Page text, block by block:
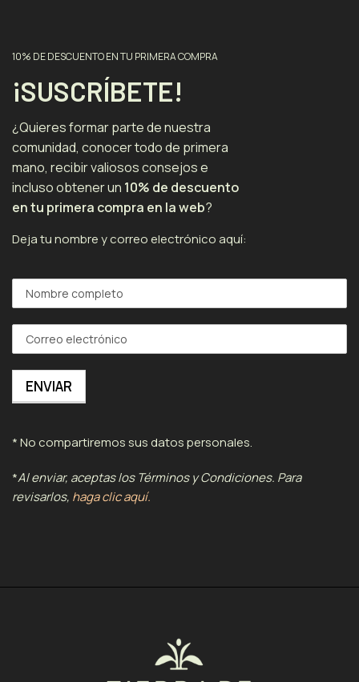
10% DE DESCUENTO EN TU PRIMERA COMPRA
¡SUSCRÍBETE!
¿Quieres formar parte de nuestra
comunidad, conocer todo de primera
mano, recibir valiosos consejos e
incluso obtener un 10% de descuento
en tu primera compra en la web?
Deja tu nombre y correo electrónico aquí:
* No compartiremos sus datos personales.
*Al enviar, aceptas los Términos y Condiciones. Para
revisarlos, haga clic aquí.